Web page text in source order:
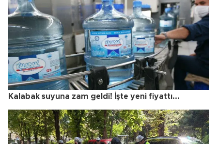
Kalabak suyuna zam geldi! İşte yeni fiyattı...